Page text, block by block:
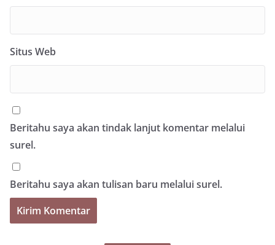
Situs Web
Beritahu saya akan tindak lanjut komentar melalui
surel.
Beritahu saya akan tulisan baru melalui surel.